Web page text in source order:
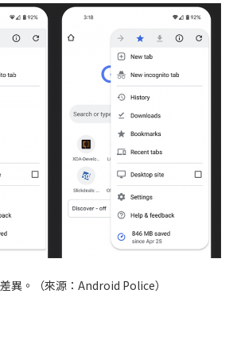
異。（來源：Android Police）